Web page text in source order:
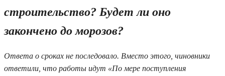
строительство? Будет ли оно
закончено до морозов?
Ответа о сроках не последовало. Вместо этого, чиновники
ответили, что работы идут «По мере поступления